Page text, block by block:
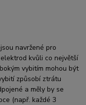
navržené pro
kvůli co největší
vybitím mohou být
způsobí ztrátu
a měly by se
(např. každé 3